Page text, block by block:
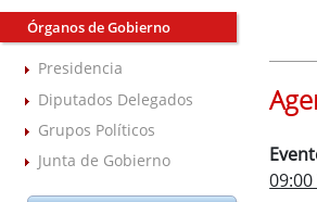
Órganos de Gobierno
Presidencia
Diputados Delegados
Grupos Políticos
Junta de Gobierno